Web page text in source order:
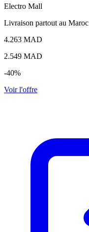
Electro Mall
Livraison partout au Maroc
4.263 MAD
2.549 MAD
-40%
Voir l'offre